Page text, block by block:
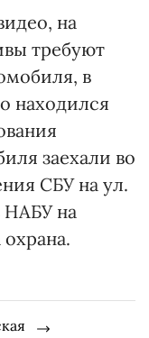
на
требуют
в
находился
заехали во
СБУ на ул.
НАБУ на